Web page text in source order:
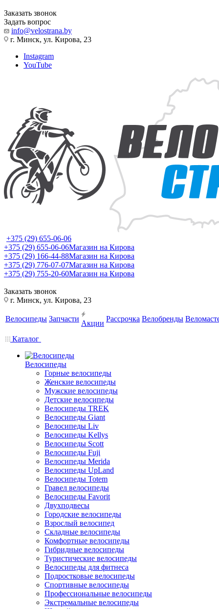
Заказать звонок
Задать вопрос
info@velostrana.by
г. Минск, ул. Кирова, 23
Instagram
YouTube
+375 (29) 655-06-06
+375 (29) 655-06-06Магазин на Кирова
+375 (29) 166-44-88Магазин на Кирова
+375 (29) 776-07-07Магазин на Кирова
+375 (29) 755-20-60Магазин на Кирова
Заказать звонок
г. Минск, ул. Кирова, 23
Велосипеды Запчасти
Акции
Рассрочка Велобренды
Каталог
Велосипеды
Горные велосипеды
Женские велосипеды
Мужские велосипеды
Детские велосипеды
Велосипеды TREK
Велосипеды Giant
Велосипеды Liv
Велосипеды Kellys
Велосипеды Scott
Велосипеды Fuji
Велосипеды Merida
Велосипеды UpLand
Велосипеды Totem
Гравел велосипеды
Велосипеды Favorit
Двухподвесы
Городские велосипеды
Взрослый велосипед
Складные велосипеды
Комфортные велосипеды
Гибридные велосипеды
Туристические велосипеды
Велосипеды для фитнеса
Подростковые велосипеды
Спортивные велосипеды
Профессиональные велосипеды
Экстремальные велосипеды